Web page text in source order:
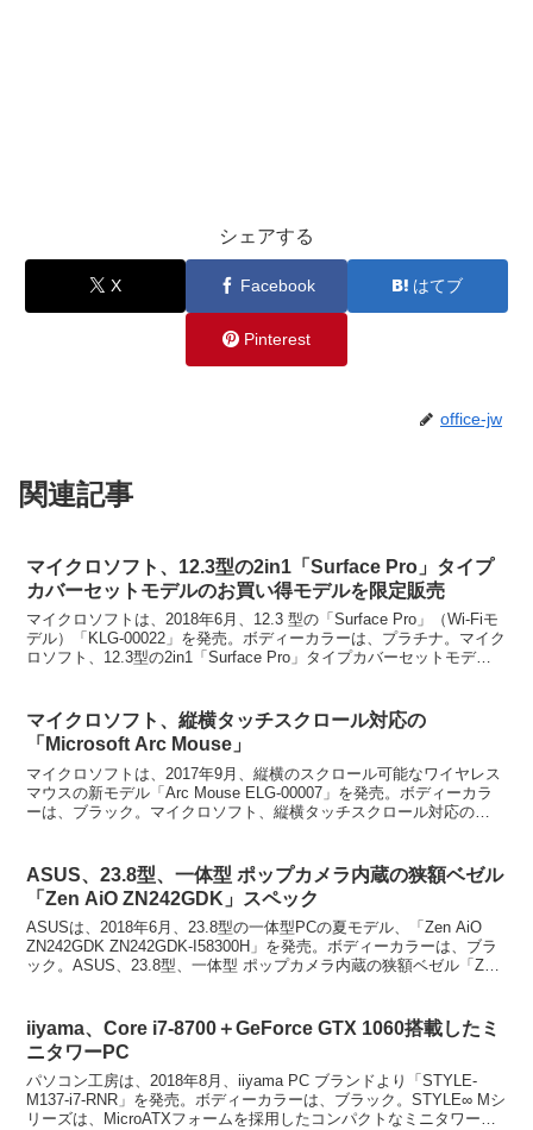
シェアする
X Facebook はてブ
Pinterest
office-jw
関連記事
マイクロソフト、12.3型の2in1「Surface Pro」タイプ
カバーセットモデルのお買い得モデルを限定販売
マイクロソフトは、2018年6月、12.3 型の「Surface Pro」（Wi-Fiモ
デル）「KLG-00022」を発売。ボディーカラーは、プラチナ。マイク
ロソフト、12.3型の2in1「Surface Pro」タイプカバーセットモデル
マイクロソフト、縦横タッチスクロール対応の
「Microsoft Arc Mouse」
マイクロソフトは、2017年9月、縦横のスクロール可能なワイヤレス
マウスの新モデル「Arc Mouse ELG-00007」を発売。ボディーカラ
ーは、ブラック。マイクロソフト、縦横タッチスクロール対応の
ASUS、23.8型、一体型 ポップカメラ内蔵の狭額ベゼル
「Zen AiO ZN242GDK」スペック
ASUSは、2018年6月、23.8型の一体型PCの夏モデル、「Zen AiO
ZN242GDK ZN242GDK-I58300H」を発売。ボディーカラーは、ブラ
ック。ASUS、23.8型、一体型 ポップカメラ内蔵の狭額ベゼル「Zen
iiyama、Core i7-8700＋GeForce GTX 1060搭載したミ
ニタワーPC
パソコン工房は、2018年8月、iiyama PC ブランドより「STYLE-
M137-i7-RNR」を発売。ボディーカラーは、ブラック。STYLE∞ Mシ
リーズは、MicroATXフォームを採用したコンパクトなミニタワーデ